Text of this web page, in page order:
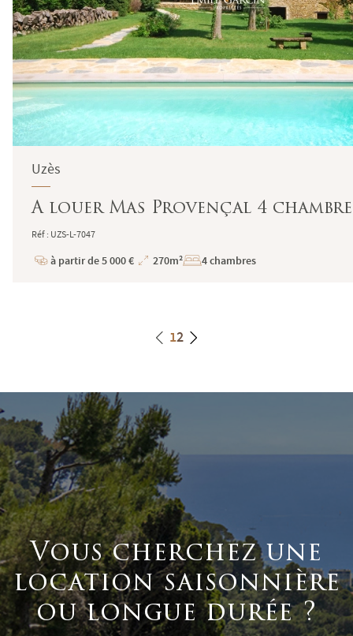
Uzès
A louer Mas Provençal 4
Réf : UZS-L-7047
Prix
à partir de 5 000 €
Superficie
270m² 4 chambres
12
Vous cherchez une
location saisonnière
ou longue durée ?